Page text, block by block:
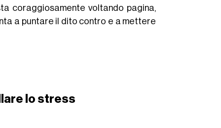
coraggiosamente voltando pagina,
a puntare il dito contro e a mettere
lo stress